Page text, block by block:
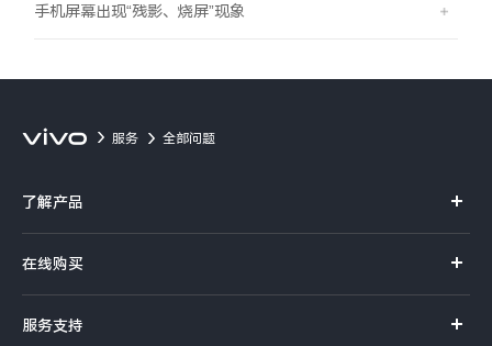
手机屏幕出现“残影、烧屏”现象
服务 全部问题
了解产品
Y系列
在线购买
服务支持